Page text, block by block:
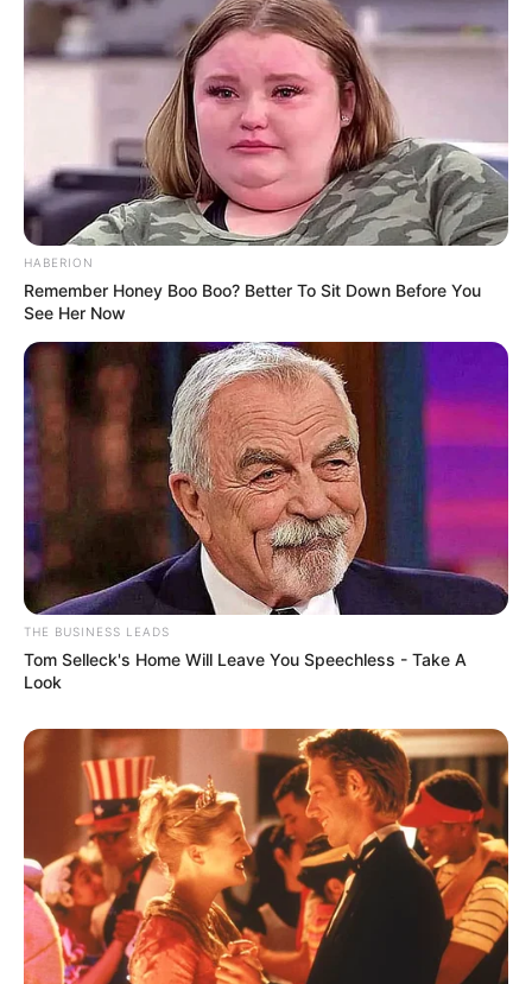
HABERION
Remember Honey Boo Boo? Better To Sit Down Before You
See Her Now
THE BUSINESS LEADS
Tom Selleck's Home Will Leave You Speechless - Take A
Look